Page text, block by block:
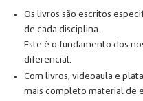
Os livros são escritos
de cada disciplina.
Este é o fundamento dos
diferencial.
Com livros, videoaula e
mais completo material de